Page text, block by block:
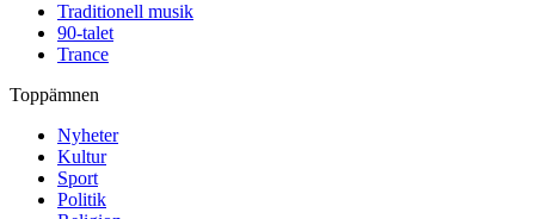
Traditionell musik
90-talet
Trance
Toppämnen
Nyheter
Kultur
Sport
Politik